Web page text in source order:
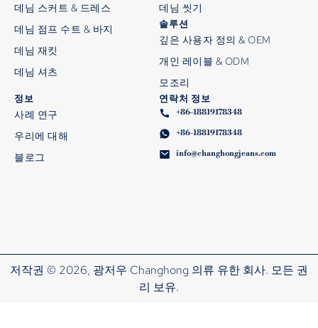
데님 스커트 & 드레스
데님 점프 수트 & 바지
데님 재킷
데님 셔츠
데님 씻기
솔루션
깊은 사용자 정의 & OEM
개인 레이블 & ODM
모조리
정보
사례 연구
우리에 대해
블로그
연락처 정보
+86-18819178348
+86-18819178348
info@changhongjeans.com
저작권 © 2026, 광저우 Changhong 의류 유한 회사. 모든 권
리 보유.